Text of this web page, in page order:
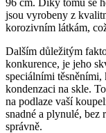
jsou vyrobeny z
korozivním látkám,
Dalším důležitým
konkurence, je jeho
speciálními
kondenzaci na skle.
na podlaze vaší
snadné a plynulé, bez
správně.